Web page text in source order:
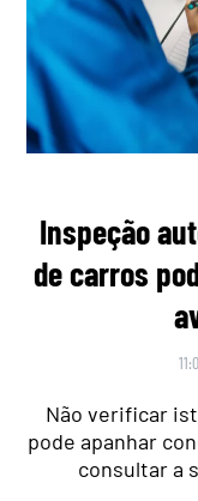
Inspeção
de carros
Não verificar
pode apanhar
consultar a